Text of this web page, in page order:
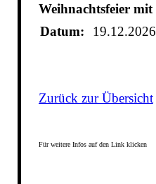
Weihnachtsfeier
Datum:
19.12.2026
Zurück zur Übersicht
Für weitere Infos auf den Link klicken